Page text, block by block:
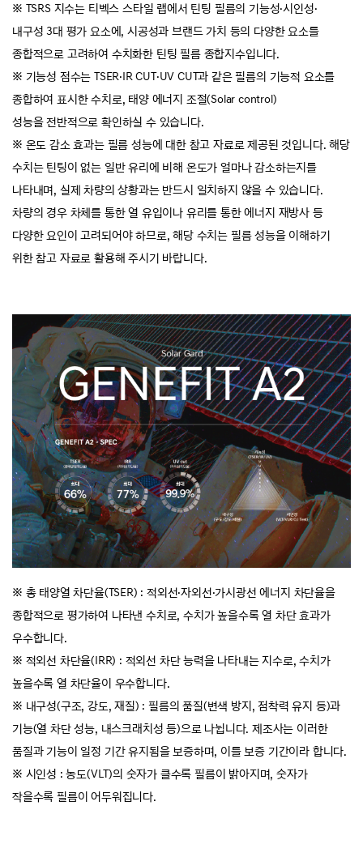
※ TSRS 지수는 티벡스 스타일 랩에서 틴팅 필름의 기능성·시인성·
내구성3대 평가 요소에,시공성과 브랜드 가치 등의 다양한 요소를
종합적으로 고려하여 수치화한 틴팅 필름 종합지수입니다.
※ 기능성 점수는 TSER·IR CUT·UV CUT과 같은 필름의 기능적 요소를
종합하여 표시한 수치로, 태양 에너지 조절(Solar control)
성능을전반적으로 확인하실 수 있습니다.
※ 온도 감소 효과는 필름 성능에 대한 참고 자료로 제공된 것입니다.해당
수치는 틴팅이 없는 일반 유리에 비해 온도가 얼마나 감소하는지를
나타내며, 실제 차량의 상황과는 반드시 일치하지 않을 수 있습니다.
차량의 경우 차체를 통한 열 유입이나 유리를 통한 에너지 재방사 등
다양한 요인이 고려되어야 하므로, 해당 수치는 필름 성능을 이해하기
위한 참고 자료로 활용해 주시기 바랍니다.
※ 총 태양열 차단율(TSER) : 적외선·자외선·가시광선 에너지 차단율을
종합적으로 평가하여 나타낸 수치로, 수치가 높을수록 열 차단 효과가
우수합니다.
※ 적외선 차단율(IRR) : 적외선 차단 능력을 나타내는 지수로, 수치가
높을수록 열 차단율이 우수합니다.
※ 내구성(구조, 강도, 재질) : 필름의 품질(변색 방지, 점착력 유지 등)과
기능(열 차단 성능, 내스크래치성 등)으로 나뉩니다. 제조사는 이러한
품질과 기능이 일정 기간 유지됨을 보증하며, 이를 보증 기간이라 합니다.
※ 시인성 : 농도(VLT)의 숫자가 클수록 필름이 밝아지며, 숫자가
작을수록 필름이 어두워집니다.